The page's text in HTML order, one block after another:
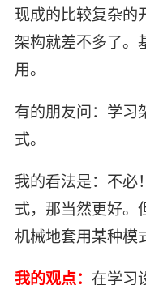
现成的比较复杂的
架构就差不多了。
用。
有的朋友问：学习
式。
我的看法是：不必
式，那当然更好。
机械地套用某种模
我的观点： 在学习